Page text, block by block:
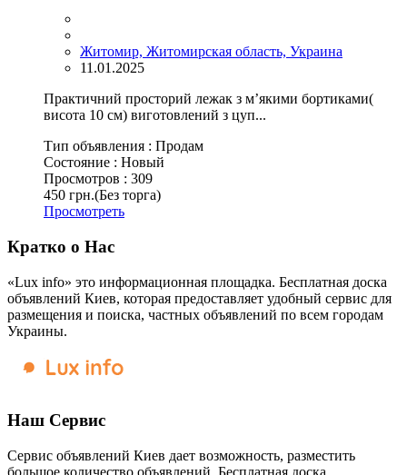
Житомир, Житомирская область, Украина
11.01.2025
Практичний просторий лежак з м’якими бортиками(
висота 10 см) виготовлений з цуп...
Тип объявления : Продам
Состояние : Новый
Просмотров : 309
450 грн.(Без торга)
Просмотреть
Кратко о Нас
«Lux info» это информационная площадка. Бесплатная доска
объявлений Киев, которая предоставляет удобный сервис для
размещения и поиска, частных объявлений по всем городам
Украины.
Наш Сервис
Сервис объявлений Киев дает возможность, разместить